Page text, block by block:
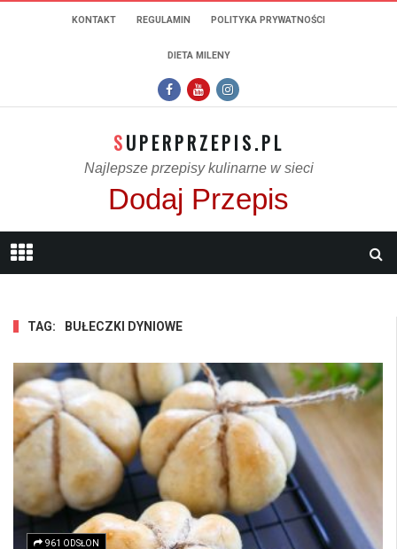
KONTAKT REGULAMIN POLITYKA PRYWATNOŚCI
DIETA MILENY
SUPERPRZEPIS.PL
Najlepsze przepisy kulinarne w sieci
Dodaj Przepis
TAG: BUŁECZKI DYNIOWE
961 ODSŁON